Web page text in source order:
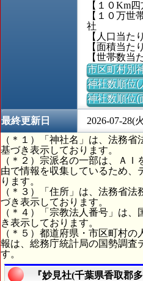
【１０Km
【１０万世
社
【人口当た
【面積当た
【世帯数当
市区町村別
神社数順位(
神社数順位(
最終更新日
2026-07-28(
（＊１）「神社名」は、法務
基づき表示しております。
（＊２）宗派名の一部は、Ａ
由で情報を収集しているため、
ります。
（＊３）「住所」は、法務省
づき表示しております。
（＊４）「宗教法人番号」は
き表示しております。
（＊５）都道府県・市区町村
報は、総務庁統計局の国勢調査
す。
『妙見社(千葉県香取郡